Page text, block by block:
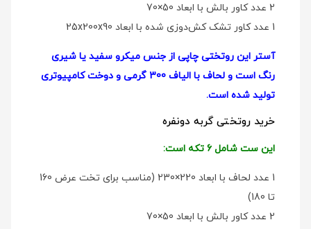
2 عدد کاور بالش با ابعاد 50×70
1 عدد کاور تشک کش‌دوزی شده با ابعاد 25x200x90
آستر این روتختی چاپی از جنس میکرو سفید یا شیری
رنگ است و لحاف با الیاف 300 گرمی و دوخت کامپیوتری
تولید شده است.
خرید روتختی گربه دونفره
این ست شامل 6 تکه است:
1 عدد لحاف با ابعاد 220×230 (مناسب برای تخت عرض 160
تا 180)
2 عدد کاور بالش با ابعاد 50×70